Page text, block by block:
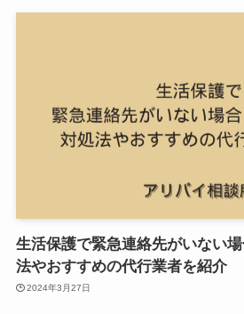
生活保護で緊急連絡先がいない
法やおすすめの代行業者を紹介
2024年3月27日